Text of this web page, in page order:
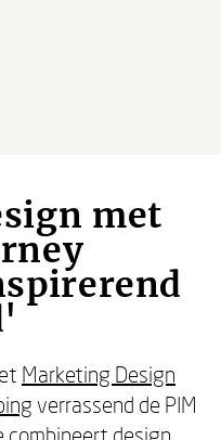
met
Marketing Design
verrassend de PIM
combineert design